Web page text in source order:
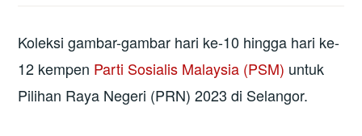
Koleksi gambar-gambar hari ke-10 hingga hari ke-
12 kempen Parti Sosialis Malaysia (PSM) untuk
Pilihan Raya Negeri (PRN) 2023 di Selangor.